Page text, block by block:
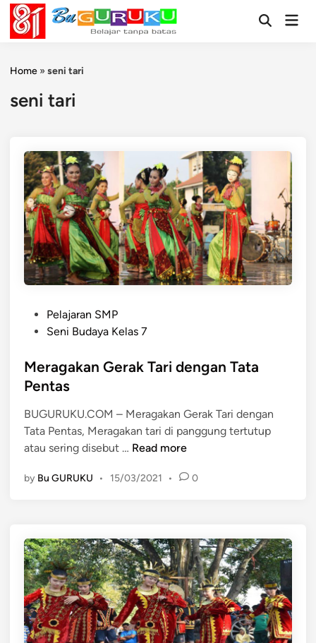
Skip
content
OpenMain
Home » seni tari
seni tari
t
e
i
n
Pelajaran SMP
Seni Budaya Kelas 7
Meragakan Gerak Tari dengan Tata
Pentas
BUGURUKU.COM – Meragakan Gerak Tari dengan
Tata Pentas, Meragakan tari di panggung tertutup
atau sering disebut … M
r
k
a
n
G
e
r
Read more
by Bu GURUKU • 15/03/2021 • 0